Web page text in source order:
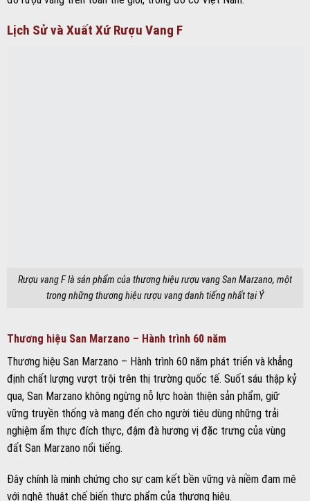
Lịch Sử và Xuất Xứ Rượu Vang F
Rượu vang F là sản phẩm của thương hiệu rượu vang San Marzano, một
trong những thương hiệu rượu vang danh tiếng nhất tại Ý
Thương hiệu San Marzano – Hành trình 60 năm
Thương hiệu San Marzano – Hành trình 60 năm phát triển và khẳng
định chất lượng vượt trội trên thị trường quốc tế. Suốt sáu thập kỷ
qua, San Marzano không ngừng nỗ lực hoàn thiện sản phẩm, giữ
vững truyền thống và mang đến cho người tiêu dùng những trải
nghiệm ẩm thực đích thực, đậm đà hương vị đặc trưng của vùng
đất San Marzano nổi tiếng.
Đây chính là minh chứng cho sự cam kết bền vững và niềm đam mê
với nghệ thuật chế biến thực phẩm của thương hiệu.